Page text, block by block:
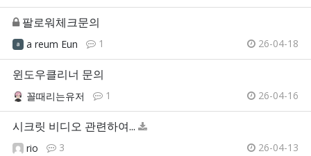
팔로워체크문의
a reum Eun 1 26-04-18
윈도우클리너 문의
꼴때리는유저 1 26-04-16
시크릿 비디오 관련하여...
rio 3 26-04-13